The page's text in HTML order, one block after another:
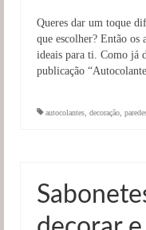
Queres dar um toque
que escolher? Então os
ideais para ti. Como já
publicação
autocolantes decoração